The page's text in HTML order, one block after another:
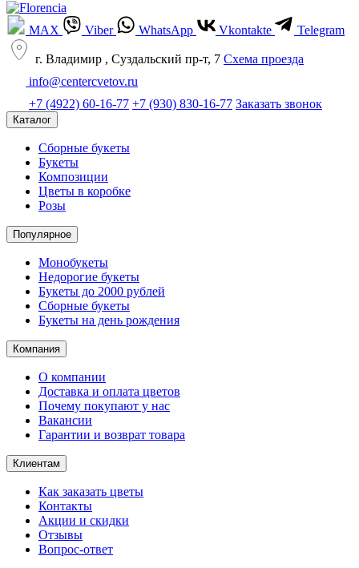
MAX Viber WhatsApp Vkontakte Telegram
г. Владимир , Суздальский пр-т, 7 Cхема проезда
info@centercvetov.ru
+7 (4922) 60-16-77 +7 (930) 830-16-77 Заказать звонок
Каталог
Сборные букеты
Букеты
Композиции
Цветы в коробке
Розы
Популярное
Монобукеты
Недорогие букеты
Букеты до 2000 рублей
Сборные букеты
Букеты на день рождения
Компания
О компании
Доставка и оплата цветов
Почему покупают у нас
Вакансии
Гарантии и возврат товара
Клиентам
Как заказать цветы
Контакты​
Акции и скидки
Отзывы
Вопрос-ответ